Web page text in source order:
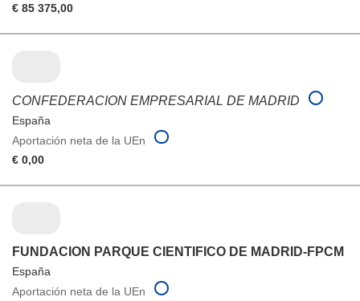
€ 85 375,00
CONFEDERACION EMPRESARIAL DE MADRID
España
Aportación neta de la UEn
€ 0,00
FUNDACION PARQUE CIENTIFICO DE MADRID-FPCM
España
Aportación neta de la UEn